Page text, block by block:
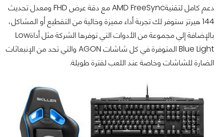
دعم كامل لتقنيةAMD FreeSync مع دقة عرض FHD ومعدل تحديث
144 هيرتز ستوفر لك تجربة أداء مميزة وخالية من التقطيع أو المشاكل،
بالإضافة إلي مجموعة من الأدوات التي توفرها الشركة مثل أداةLow
Blue Light المتوفرة في كل شاشات AGON والتي تحد من الإنبعاثات
الضارة للشاشات وخاصة عند اللعب لفترة طويلة.